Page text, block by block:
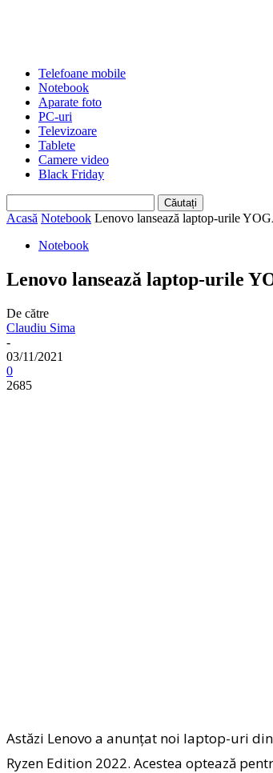
Telefoane mobile
Notebook
Aparate foto
PC-uri
Televizoare
Tablete
Camere video
Black Friday
Acasă Notebook Lenovo lansează laptop-urile
Notebook
Lenovo lansează laptop-urile
De către
Claudiu Sima
-
03/11/2021
0
2685
Astăzi Lenovo a anunțat noi laptop-uri
Ryzen Edition 2022. Acestea optează